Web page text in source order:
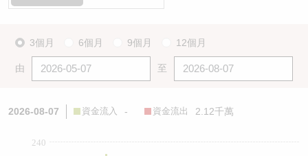
3個月 6個月 9個月 12個月
由 至
2026-08-07 資金流入 - 資金流出 2.12千萬
240